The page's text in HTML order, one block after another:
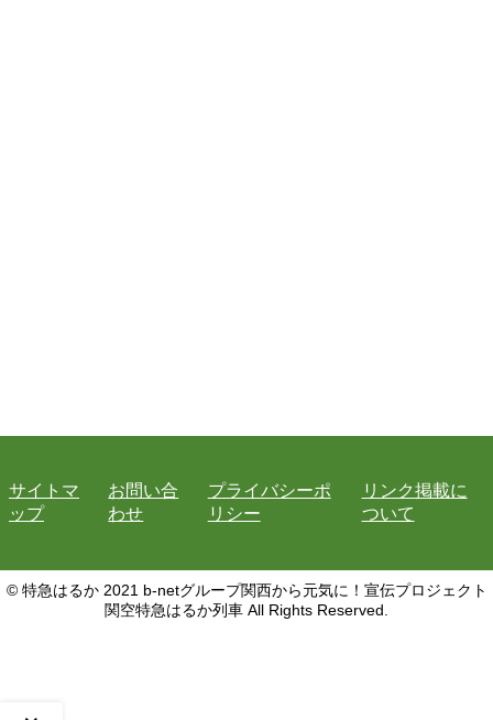
サイトマ
ップ
お問い合
わせ
プライバシーポ
リシー
リンク掲載に
ついて
© 特急はるか 2021 b-netグループ関西から元気に！宣伝プロジェクト
関空特急はるか列車 All Rights Reserved.